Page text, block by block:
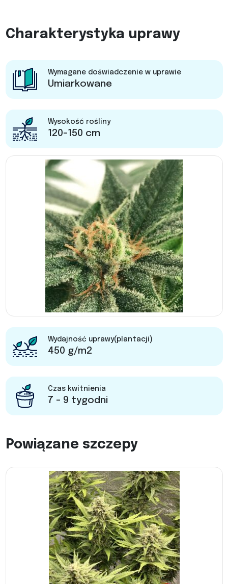
Charakterystyka uprawy
Wymagane doświadczenie w uprawie
Umiarkowane
Wysokość rośliny
120-150 cm
Wydajność uprawy(plantacji)
450 g/m2
Czas kwitnienia
7 - 9 tygodni
Powiązane szczepy